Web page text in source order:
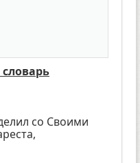
со Своими